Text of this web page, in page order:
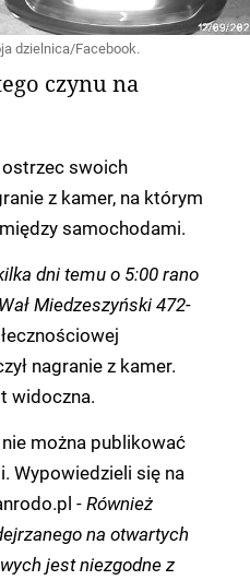
dzielnica/Facebook.
czynu na
swoich
z kamer, na którym
samochodami.
dni temu o 5:00 rano
Miedzeszyński 472-
nagranie z kamer.
widoczna.
można publikować
Wypowiedzieli się na
-Również
na otwartych
jest niezgodne z